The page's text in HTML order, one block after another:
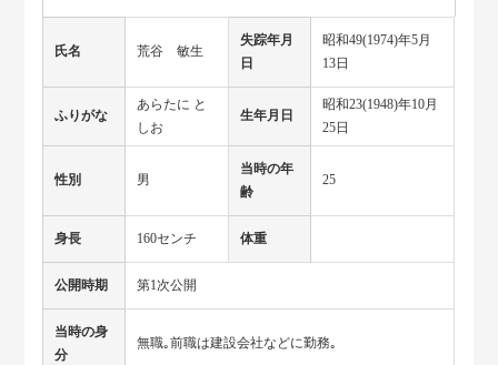
氏名 荒谷 敏生
失踪年月
日
昭和49(1974)年5月
13日
ふりがな
あらたに と
しお
生年月日
昭和23(1948)年10月
25日
性別 男
当時の年
齢
25
身長 160センチ 体重
公開時期 第1次公開
当時の身
分
無職｡前職は建設会社などに勤務｡